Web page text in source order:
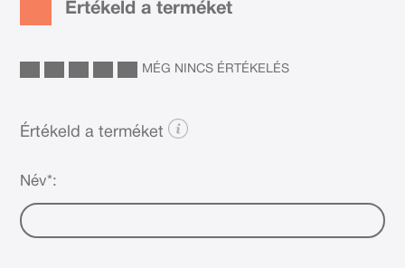
Értékeld a terméket
MÉG NINCS ÉRTÉKELÉS
Értékeld a terméket
Név*: